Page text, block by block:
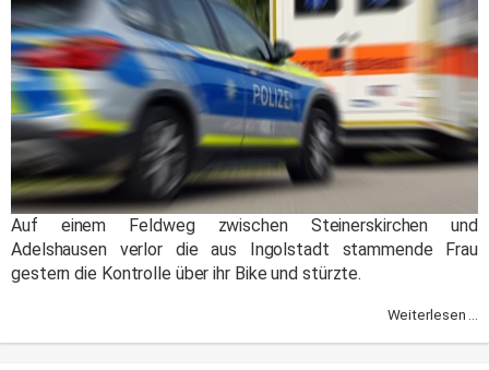
Auf einem Feldweg zwischen Steinerskirchen und
Adelshausen verlor die aus Ingolstadt stammende Frau
gestern die Kontrolle über ihr Bike und stürzte.
Weiterlesen ...